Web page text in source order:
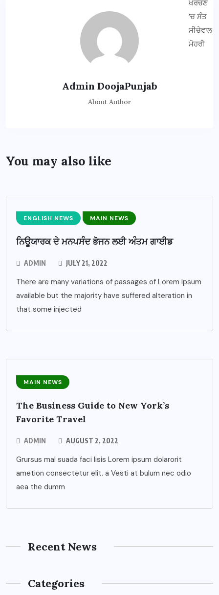
Admin DoojaPunjab
About Author
You may also like
ENGLISH NEWS MAIN NEWS
ਨਿਊਯਾਰਕ ਦੇ ਮਨਪਸੰਦ ਭੋਜਨ ਲਈ ਅੰਤਮ ਗਾਈਡ
ADMIN JULY 21, 2022
There are many variations of passages of Lorem Ipsum
available but the majority have suffered alteration in
that some injected
MAIN NEWS
The Business Guide to New York’s
Favorite Travel
ADMIN AUGUST 2, 2022
Grursus mal suada faci lisis Lorem ipsum dolarorit
ametion consectetur elit. a Vesti at bulum nec odio
aea the dumm
Recent News
Categories